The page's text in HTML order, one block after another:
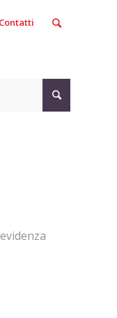
Contatti